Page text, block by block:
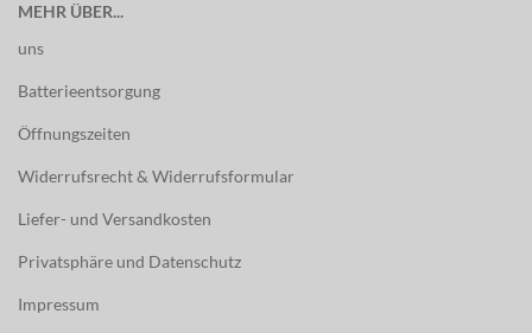
MEHR ÜBER...
uns
Batterieentsorgung
Öffnungszeiten
Widerrufsrecht & Widerrufsformular
Liefer- und Versandkosten
Privatsphäre und Datenschutz
Impressum